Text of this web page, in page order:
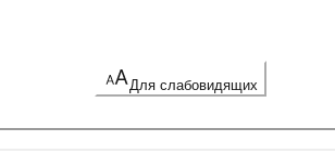
Для слабовидящих